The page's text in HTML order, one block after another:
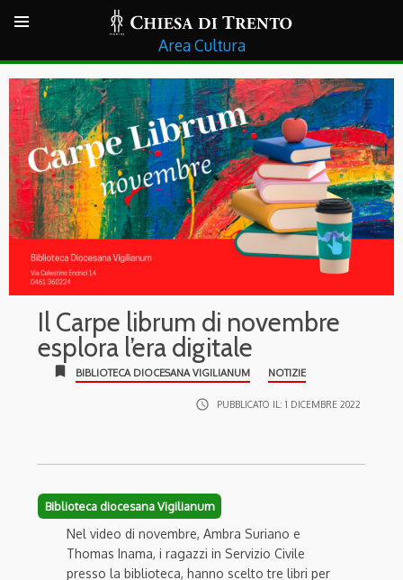
Cultura
Il Carpe librum di novembre
esplora l’era digitale
bookmark BIBLIOTECA DIOCESANA VIGILIANUM NOTIZIE
access_time PUBBLICATO IL: 1 DICEMBRE 2022
Biblioteca diocesana Vigilianum
Nel video di novembre, Ambra Suriano e
Thomas Inama, i ragazzi in Servizio Civile
presso la biblioteca, hanno scelto tre libri per